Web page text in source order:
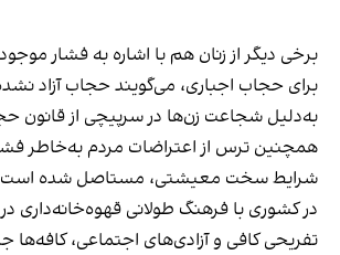
برخی دیگر از زنان هم با اشاره به فشار
برای حجاب اجباری، می‌گویند حجاب آزاد
به‌دلیل شجاعت زن‌ها در سرپیچی از قانون
همچنین ترس از اعتراضات مردم به‌خاطر
شرایط سخت معیشتی، مستاصل شده
در کشوری با فرهنگ طولانی قهوه‌‌خانه‌داری
تفریحی کافی و آزادی‌های اجتماعی، کافه‌ها